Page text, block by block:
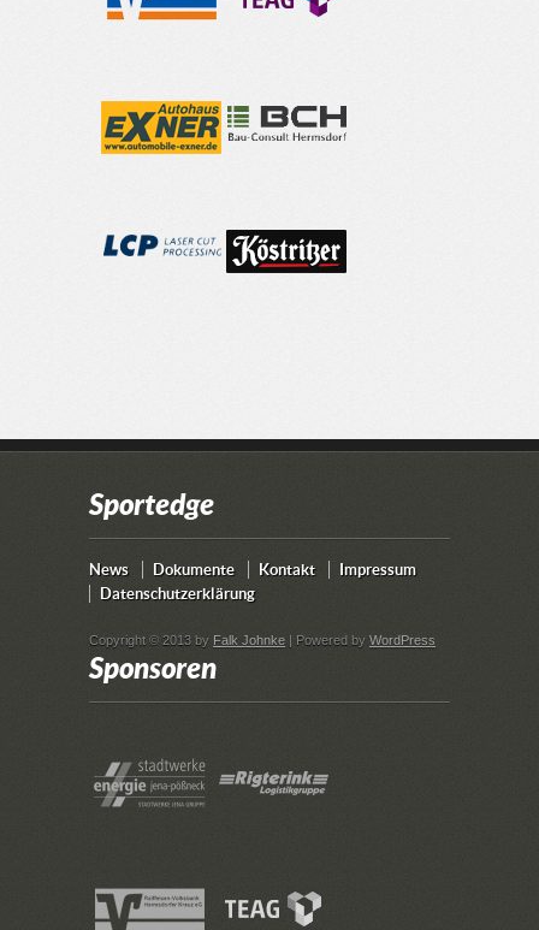
Sportedge
News Dokumente Kontakt
Impressum
Datenschutzerklärung
Copyright © 2013 by Falk Johnke | Powered by WordPress
Sponsoren